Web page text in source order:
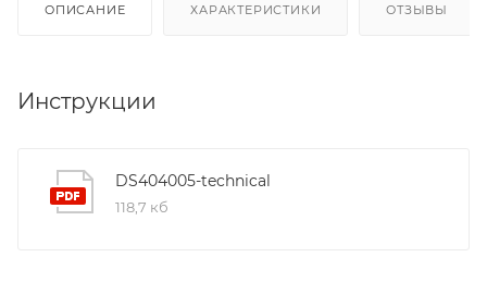
ОПИСАНИЕ ХАРАКТЕРИСТИКИ ОТЗЫВЫ
Инструкции
DS404005-technical
118,7 кб